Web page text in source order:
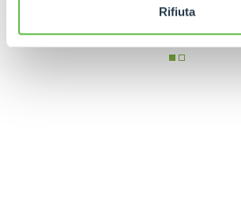
Rifiuta